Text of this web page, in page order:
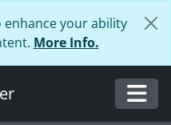
enhance your ability
More Info.